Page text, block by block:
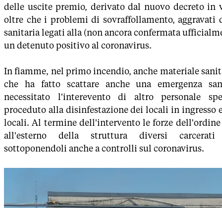
delle uscite premio, derivato dal nuovo decreto in
oltre che i problemi di sovraffollamento, aggravati
sanitaria legati alla (non ancora confermata
un detenuto positivo al coronavirus.
In fiamme, nel primo incendio, anche materiale
che ha fatto scattare anche una emergenza
necessitato l'interevento di altro personale
proceduto alla disinfestazione dei locali in ingresso
locali. Al termine dell'intervento le forze dell'ordine
all'esterno della struttura diversi
sottoponendoli anche a controlli sul coronavirus.